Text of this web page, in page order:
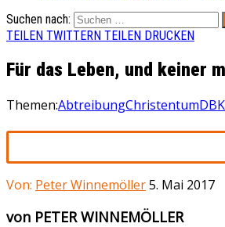
Suchen nach:
TEILEN TWITTERN TEILEN DRUCKEN
Für das Leben, und keiner
Themen:AbtreibungChristentumDBK
Von: Peter Winnemöller5. Mai 2017
von PETER WINNEMÖLLER